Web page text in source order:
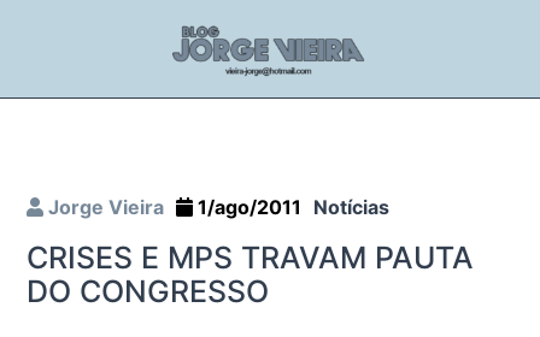
Jorge Vieira 1/ago/2011 Notícias
CRISES E MPS TRAVAM PAUTA
DO CONGRESSO